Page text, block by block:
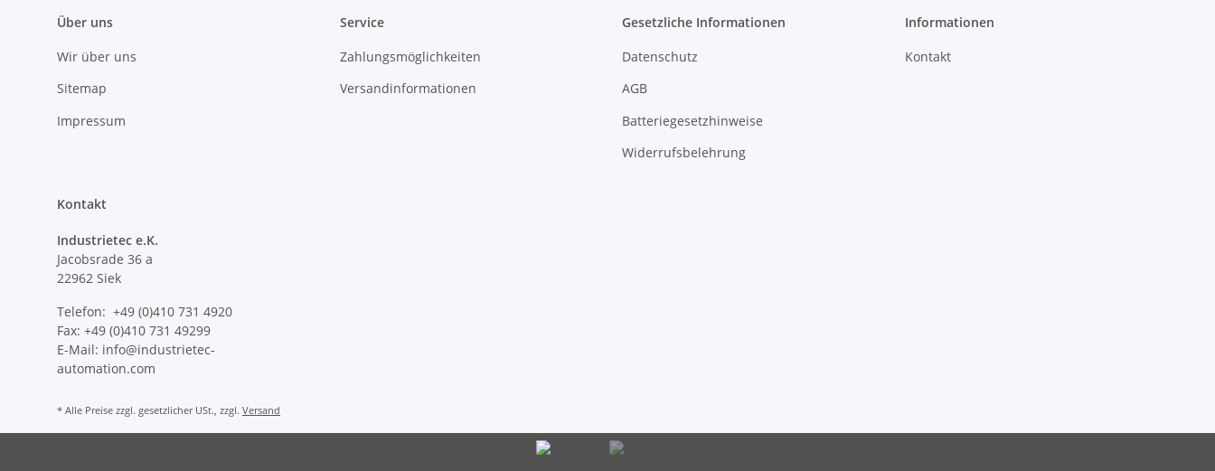
Über uns
Wir über uns
Sitemap
Impressum
Service
Zahlungsmöglichkeiten
Versandinformationen
Gesetzliche Informationen
Datenschutz
AGB
Batteriegesetzhinweise
Widerrufsbelehrung
Informationen
Kontakt
Kontakt
Industrietec e.K.
Jacobsrade 36 a
22962 Siek
Telefon: +49 (0)410 731 4920
Fax: +49 (0)410 731 49299
E-Mail: info@industrietec-
automation.com
* Alle Preise zzgl. gesetzlicher USt., zzgl. Versand